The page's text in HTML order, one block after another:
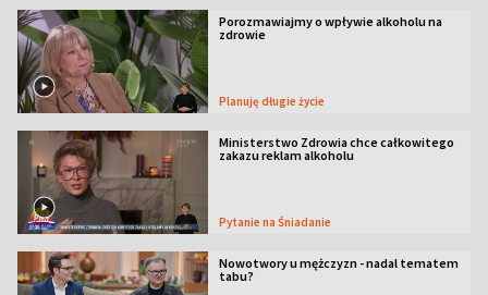
Porozmawiajmy o wpływie alkoholu na
zdrowie
Planuję długie życie
Ministerstwo Zdrowia chce całkowitego
zakazu reklam alkoholu
Pytanie na Śniadanie
Nowotwory u mężczyzn - nadal tematem
tabu?